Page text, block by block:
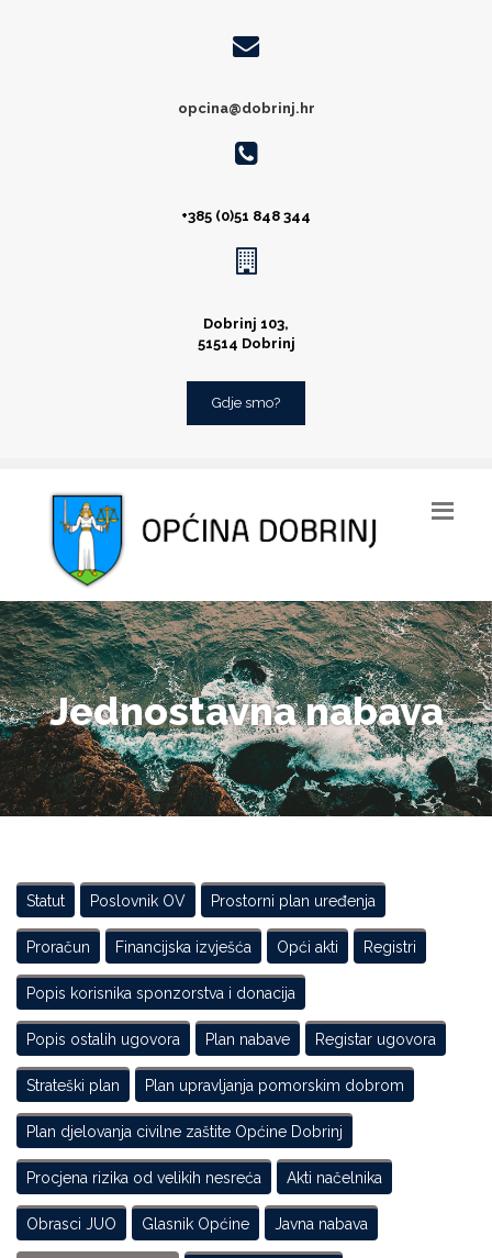
opcina@dobrinj.hr
+385 (0)51 848 344
Dobrinj 103,
51514 Dobrinj
Gdje smo?
Jednostavna nabava
Statut Poslovnik OV Prostorni plan uređenja
Proračun Financijska izvješća Opći akti Registri
Popis korisnika sponzorstva i donacija
Popis ostalih ugovora Plan nabave Registar ugovora
Strateški plan Plan upravljanja pomorskim dobrom
Plan djelovanja civilne zaštite Općine Dobrinj
Procjena rizika od velikih nesreća Akti načelnika
Obrasci JUO Glasnik Općine Javna nabava